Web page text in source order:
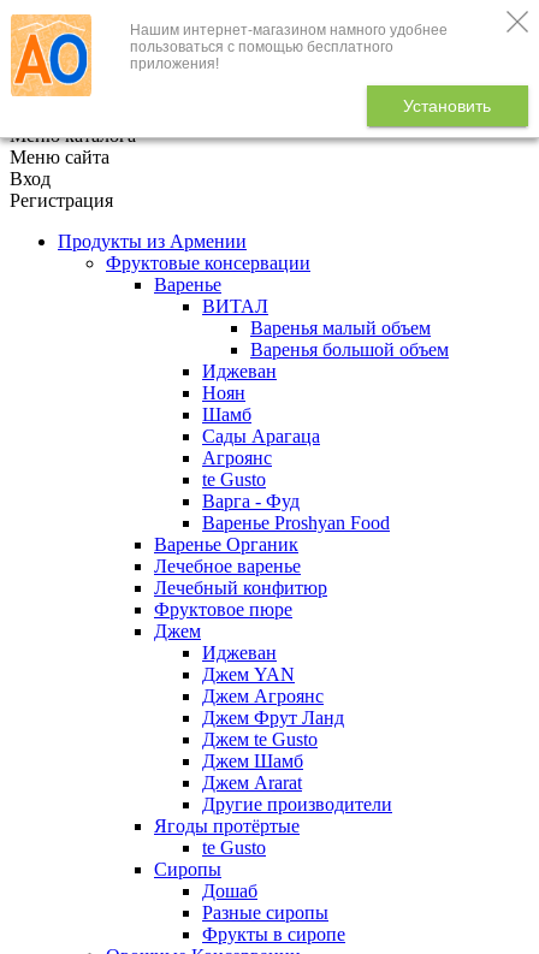
Нашим интернет-магазином намного удобнее
пользоваться с помощью бесплатного
приложения!
Установить
+7 (495) 646-888-1
В корзине
Меню каталога
Меню сайта
Вход
Регистрация
Продукты из Армении
Фруктовые консервации
Варенье
ВИТАЛ
Варенья малый объем
Варенья большой объем
Иджеван
Ноян
Шамб
Сады Арагаца
Агроянс
te Gusto
Варга - Фуд
Варенье Proshyan Food
Варенье Органик
Лечебное варенье
Лечебный конфитюр
Фруктовое пюре
Джем
Иджеван
Джем YAN
Джем Агроянс
Джем Фрут Ланд
Джем te Gusto
Джем Шамб
Джем Ararat
Другие производители
Ягоды протёртые
te Gusto
Сиропы
Дошаб
Разные сиропы
Фрукты в сиропе